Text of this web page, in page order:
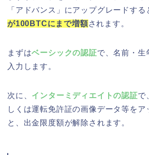
「アドバンス」にアップグレードする
が100BTCにまで増額されます。
まずはベーシックの認証で、名前・生
入力します。
次に、 インターミディエイトの認証で
しくは運転免許証の画像データ等をア
と、出金限度額が解除されます。